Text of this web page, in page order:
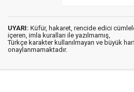
UYARI: Küfür, hakaret, rencide edici
içeren, imla kuralları ile yazılmamış,
Türkçe karakter kullanılmayan ve büyük
onaylanmamaktadır.